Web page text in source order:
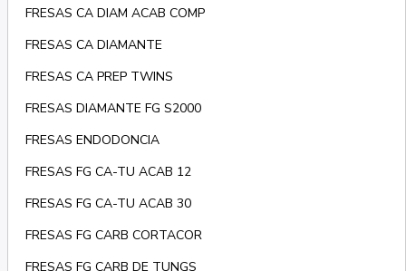
FRESAS CA DIAM ACAB COMP
FRESAS CA DIAMANTE
FRESAS CA PREP TWINS
FRESAS DIAMANTE FG S2000
FRESAS ENDODONCIA
FRESAS FG CA-TU ACAB 12
FRESAS FG CA-TU ACAB 30
FRESAS FG CARB CORTACOR
FRESAS FG CARB DE TUNGS